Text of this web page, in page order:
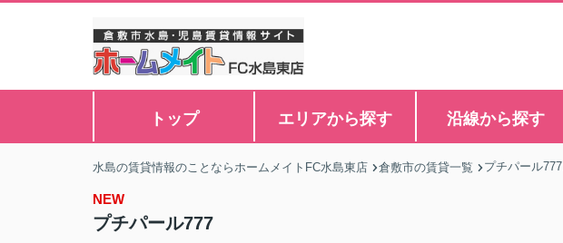
トップ エリアから探す 沿線から探す
水島の賃貸情報のことならホームメイトFC水島東店 倉敷市の賃貸一覧 プチパール777
NEW
プチパール777